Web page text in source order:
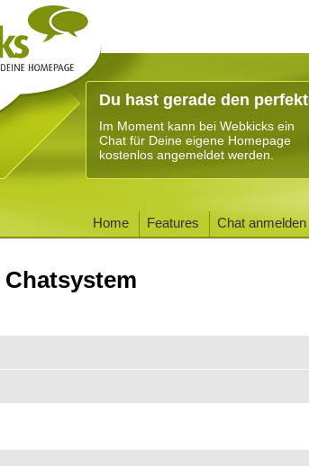
Du hast gerade den
Im Moment kann bei Webkicks ein
Chat für Deine eigene Homepage
kostenlos angemeldet werden.
Home Features Chat anmelden
Chatsystem